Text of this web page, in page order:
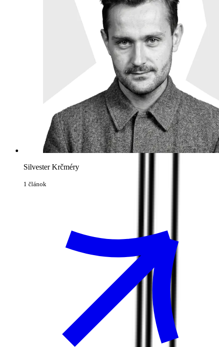
Silvester Krčméry
1 článok